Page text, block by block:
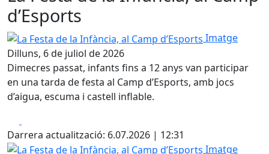
d’Esports
La Festa de la Infància, al Camp d’Esports
Imatge
Dilluns, 6 de juliol de 2026
Dimecres passat, infants fins a 12 anys van participar
en una tarda de festa al Camp d’Esports, amb jocs
d’aigua, escuma i castell inflable.
Darrera actualització: 6.07.2026 | 12:31
La Festa de la Infància, al Camp d’Esports
Imatge